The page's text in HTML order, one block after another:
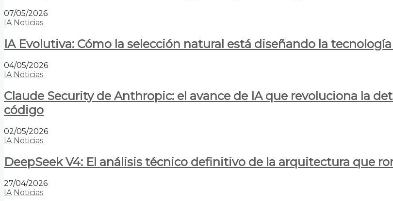
07/05/2026
IA Noticias
IA Evolutiva: Cómo la selección natural está diseñando la
04/05/2026
IA Noticias
Claude Security de Anthropic: el avance de IA que revoluciona la
código
02/05/2026
IA Noticias
DeepSeek V4: El análisis técnico definitivo de la arquitectura que
27/04/2026
IA Noticias